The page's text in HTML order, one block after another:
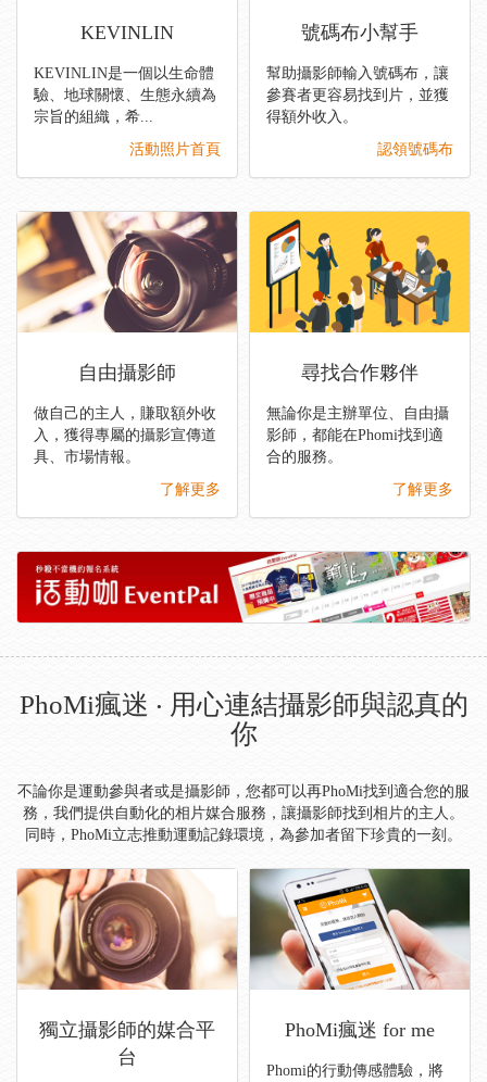
KEVINLIN
KEVINLIN是一個以生命體
驗、地球關懷、生態永續為
宗旨的組織，希...
活動照片首頁
號碼布小幫手
幫助攝影師輸入號碼布，讓
參賽者更容易找到片，並獲
得額外收入。
認領號碼布
自由攝影師
做自己的主人，賺取額外收
入，獲得專屬的攝影宣傳道
具、市場情報。
了解更多
尋找合作夥伴
無論你是主辦單位、自由攝
影師，都能在Phomi找到適
合的服務。
了解更多
PhoMi瘋迷 ‧ 用心連結攝影師與認真的
你
不論你是運動參與者或是攝影師，您都可以再PhoMi找到適合您的服
務，我們提供自動化的相片媒合服務，讓攝影師找到相片的主人。
同時，PhoMi立志推動運動記錄環境，為參加者留下珍貴的一刻。
獨立攝影師的媒合平
台
PhoMi瘋迷 for me
Phomi的行動傳感體驗，將